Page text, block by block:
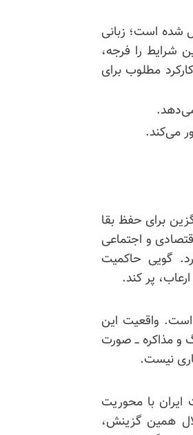
شده است؛ زبانی
شرایط را فرجه،
مطلوب برای
می‌کند.
برای حفظ بقا
و اجتماعی
گویی حاکمیت
پر کند.
است. واقعیت این
مذاکره ــ صورت
نیست.
ایران با محوریت
همین گزینش،